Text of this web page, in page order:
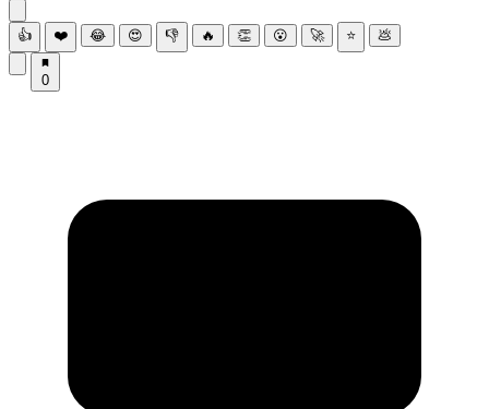
👍 ❤️ 😂 😍 👎 🔥 👏 😮 🚀 ⭐ 💩
0